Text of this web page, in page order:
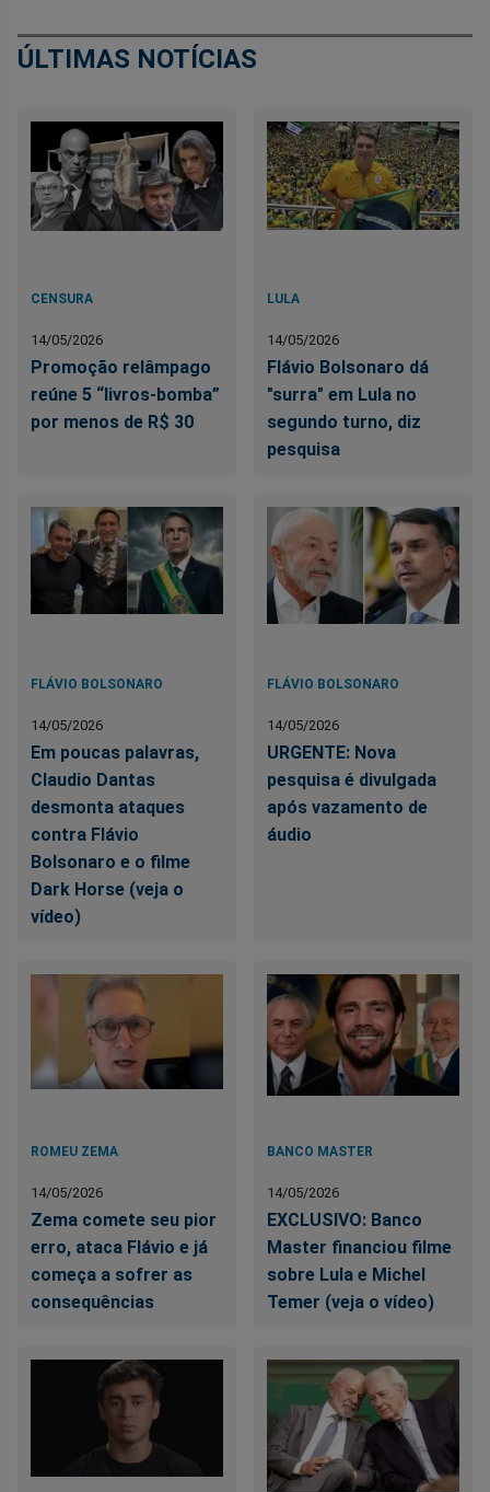
ÚLTIMAS NOTÍCIAS
CENSURA
14/05/2026
Promoção relâmpago
reúne 5 “livros-bomba”
por menos de R$ 30
LULA
14/05/2026
Flávio Bolsonaro dá
"surra" em Lula no
segundo turno, diz
pesquisa
FLÁVIO BOLSONARO
14/05/2026
Em poucas palavras,
Claudio Dantas
desmonta ataques
contra Flávio
Bolsonaro e o filme
Dark Horse (veja o
vídeo)
FLÁVIO BOLSONARO
14/05/2026
URGENTE: Nova
pesquisa é divulgada
após vazamento de
áudio
ROMEU ZEMA
14/05/2026
Zema comete seu pior
erro, ataca Flávio e já
começa a sofrer as
consequências
BANCO MASTER
14/05/2026
EXCLUSIVO: Banco
Master financiou filme
sobre Lula e Michel
Temer (veja o vídeo)